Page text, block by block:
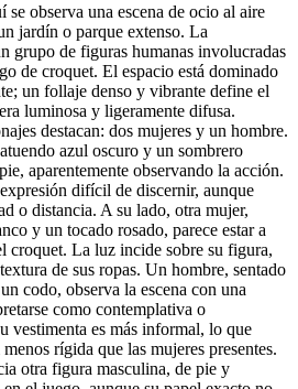
se observa una escena de ocio al aire
jardín o parque extenso. La
grupo de figuras humanas involucradas
de croquet. El espacio está dominado
un follaje denso y vibrante define el
luminosa y ligeramente difusa.
destacan: dos mujeres y un hombre.
azul oscuro y un sombrero
aparentemente observando la acción.
difícil de discernir, aunque
o distancia. A su lado, otra mujer,
y un tocado rosado, parece estar a
croquet. La luz incide sobre su figura,
de sus ropas. Un hombre, sentado
codo, observa la escena con una
como contemplativa o
vestimenta es más informal, lo que
rígida que las mujeres presentes.
otra figura masculina, de pie y